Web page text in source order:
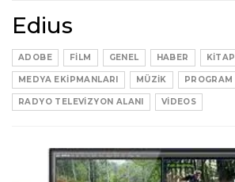
Edius
ADOBE FILM GENEL HABER KITAP
MEDYA EKIPMANLARI MÜZIK PROGRAM
RADYO TELEVIZYON ALANI VIDEOS